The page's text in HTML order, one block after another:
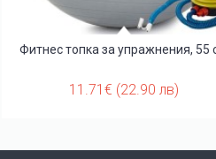
Фитнес топка за упражнения, 55
11.71€ (22.90 лв)